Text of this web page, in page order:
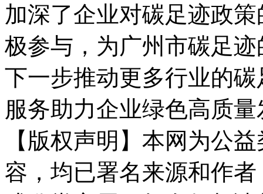
加深了企业对碳足迹政
极参与，为广州市碳足
下一步推动更多行业的
服务助力企业绿色高质
【版权声明】本网为公
容，均已署名来源和作